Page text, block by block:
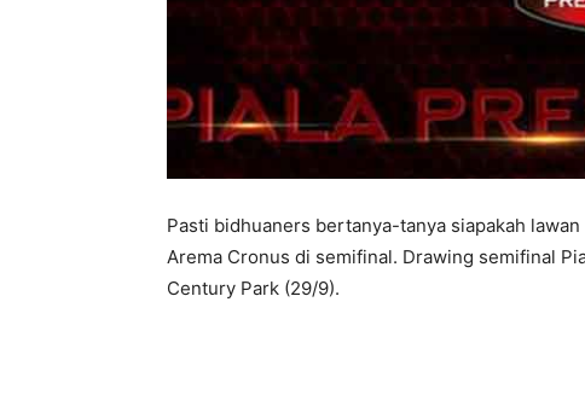
Pasti bidhuaners bertanya-tanya siapakah
Arema Cronus di semifinal. Drawing semifinal
Century Park (29/9).